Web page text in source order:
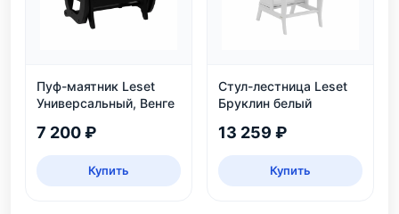
Пуф-маятник Leset
Универсальный, Венге
7 200 ₽
Купить
Стул-лестница Leset
Бруклин белый
13 259 ₽
Купить